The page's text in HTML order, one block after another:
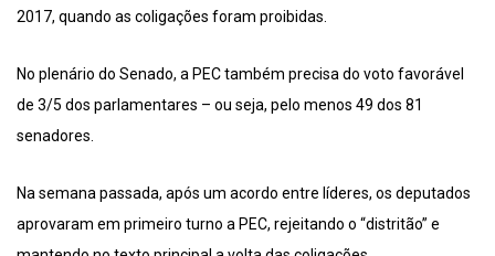
2017, quando as coligações foram proibidas.
No plenário do Senado, a PEC também precisa do voto favorável
de 3/5 dos parlamentares – ou seja, pelo menos 49 dos 81
senadores.
Na semana passada, após um acordo entre líderes, os deputados
aprovaram em primeiro turno a PEC, rejeitando o “distritão” e